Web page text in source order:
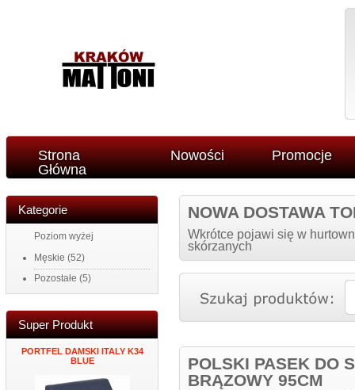
Strona
Główna
Nowości Promocje
Kategorie
Poziom wyżej
Męskie (52)
Pozostałe (5)
Super Produkt
PORTFEL DAMSKI ITALY K34
BLUE
MĘSKI PORTFEL SKÓRZANY
NEW WILD 125400 BLUE
ŚCIANĘ
NOWA DOSTAWA
Wkrótce pojawi się w
skórzanych
POLSKI PASEK DO
BRĄZOWY 95CM